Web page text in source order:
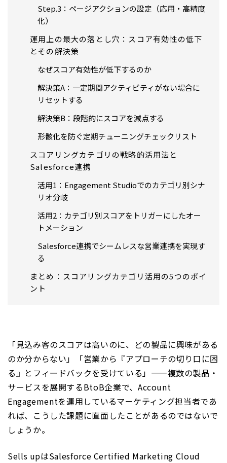
Step.3：ページアクションの設定（応用・高精度
化）
運用上の最大の落とし穴：スコア有効性の低下
とその解決策
なぜスコア有効性が低下するのか
解決策A：一定期間アクティビティがない場合に
リセットする
解決策B：段階的にスコアを減点する
形骸化を防ぐ定期チューニングチェックリスト
スコアリングカテゴリの戦略的活用法と
Salesforce連携
活用1：Engagement Studioでのカテゴリ別シナ
リオ分岐
活用2：カテゴリ別スコアをトリガーにしたオー
トメーション
Salesforce連携でシームレスな営業連携を実現す
る
まとめ：スコアリングカテゴリ活用の5つのポイ
ント
「見込み客のスコアは高いのに、どの製品に興味がある
のか分からない」「営業から『アプローチの切り口に困
る』とフィードバックを受けている」——複数の製品・
サービスを展開するBtoB企業で、Account
Engagementを運用しているマーケティング担当者であ
れば、こうした課題に直面したことがあるのではないで
しょうか。
Sells upはSalesforce Certified Marketing Cloud